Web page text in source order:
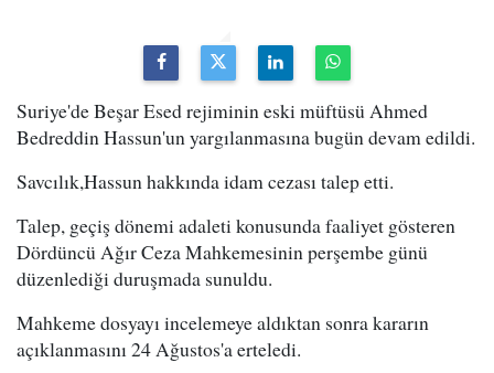
Suriye'de Beşar Esed rejiminin eski müftüsü Ahmed
Bedreddin Hassun'un yargılanmasına bugün devam edildi.
Savcılık,Hassun hakkında idam cezası talep etti.
Talep, geçiş dönemi adaleti konusunda faaliyet gösteren
Dördüncü Ağır Ceza Mahkemesinin perşembe günü
düzenlediği duruşmada sunuldu.
Mahkeme dosyayı incelemeye aldıktan sonra kararın
açıklanmasını 24 Ağustos'a erteledi.